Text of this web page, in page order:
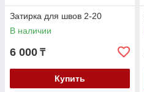
Затирка для швов 2-20
В наличии
6 000 ₸
Купить